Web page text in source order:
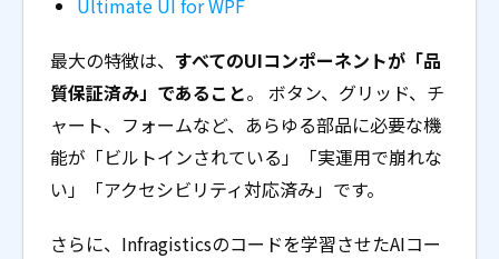
Ultimate UI for WPF
最大の特徴は、 すべてのUIコンポーネントが「品
質保証済み」であること。 ボタン、グリッド、チ
ャート、フォームなど、あらゆる部品に必要な機
能が「ビルトインされている」「実運用で崩れな
い」「アクセシビリティ対応済み」です。
さらに、Infragisticsのコードを学習させたAIコー